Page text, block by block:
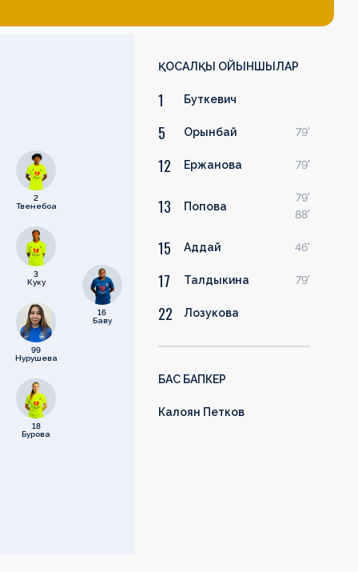
2
Твенебоа
3
Куку
99
Нурушева
18
Бурова
16
Баву
ҚОСАЛҚЫ ОЙЫНШЫЛАР
1 Буткевич
5 Орынбай 79'
12 Ержанова 79'
13 Попова
79'
88'
15 Аддай 46'
17 Талдыкина 79'
22 Лозукова
БАС БАПКЕР
Калоян Петков